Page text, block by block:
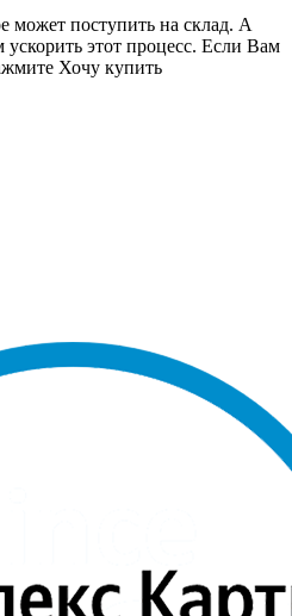
может поступить на склад. А
этот процесс. Если Вам
Хочу купить